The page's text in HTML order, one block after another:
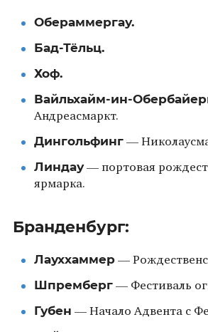
Обераммергау.
Бад-Тёльц.
Хоф.
Вайльхайм-ин-
Андреасмаркт.
Дингольфинг—
Линдау— портовая
ярмарка.
Бранденбург:
Лауххаммер—
Шпремберг— Фестиваль
Губен — Начало Адвента с